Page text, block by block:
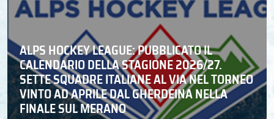
ALPS HOCKEY LEAGUE: PUBBLICATO IL
CALENDARIO DELLA STAGIONE 2026/27.
SETTE SQUADRE ITALIANE AL VIA NEL TORNEO
VINTO AD APRILE DAL GHERDEINA NELLA
FINALE SUL MERANO